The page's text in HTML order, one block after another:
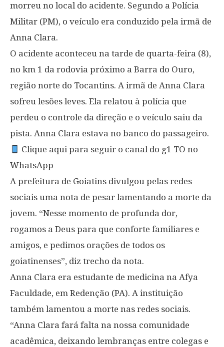
morreu no local do acidente. Segundo a Polícia
Militar (PM), o veículo era conduzido pela irmã de
Anna Clara.
O acidente aconteceu na tarde de quarta-feira (8),
no km 1 da rodovia próximo a Barra do Ouro,
região norte do Tocantins. A irmã de Anna Clara
sofreu lesões leves. Ela relatou à polícia que
perdeu o controle da direção e o veículo saiu da
pista. Anna Clara estava no banco do passageiro.
Clique aqui para seguir o canal do g1 TO no
WhatsApp
A prefeitura de Goiatins divulgou pelas redes
sociais uma nota de pesar lamentando a morte da
jovem. “Nesse momento de profunda dor,
rogamos a Deus para que conforte familiares e
amigos, e pedimos orações de todos os
goiatinenses”, diz trecho da nota.
Anna Clara era estudante de medicina na Afya
Faculdade, em Redenção (PA). A instituição
também lamentou a morte nas redes sociais.
“Anna Clara fará falta na nossa comunidade
acadêmica, deixando lembranças entre colegas e